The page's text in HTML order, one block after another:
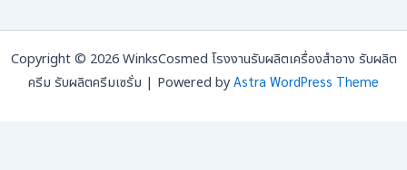
Copyright © 2026 WinksCosmed โรงงานรับผลิตเครื่องสำอาง รับผลิต
ครีม รับผลิตครีมเซรั่ม | Powered by Astra WordPress Theme